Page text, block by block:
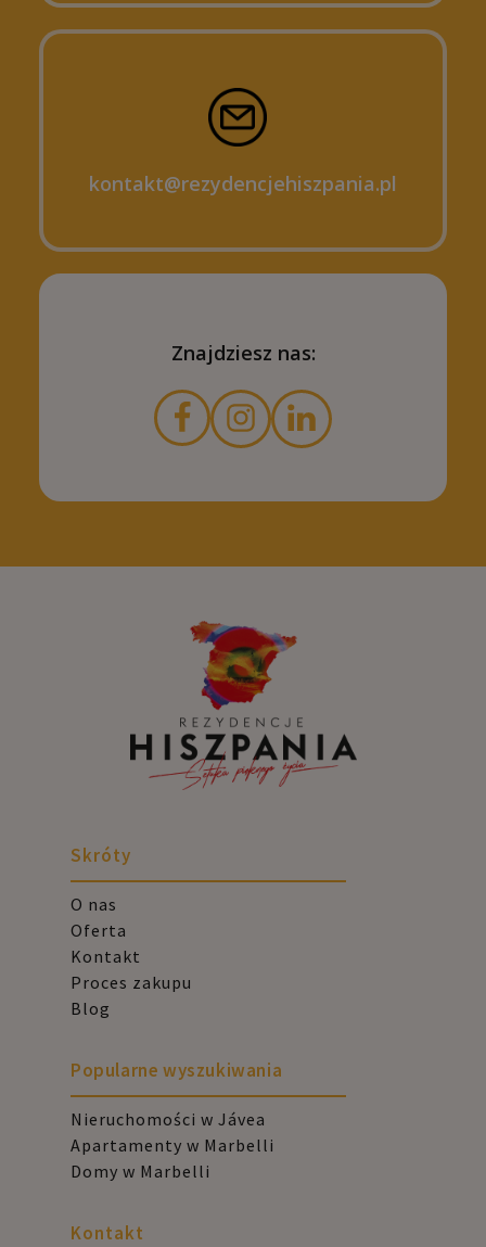
kontakt@rezydencjehiszpania.pl
Znajdziesz nas:
Skróty
O nas
Oferta
Kontakt
Proces zakupu
Blog
Popularne wyszukiwania
Nieruchomości w Jávea
Apartamenty w Marbelli
Domy w Marbelli
Kontakt